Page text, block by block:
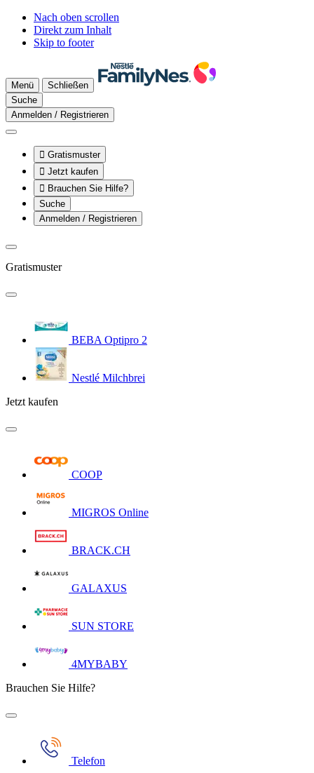
Nach oben scrollen
Direkt zum Inhalt
Skip to footer
Menü
Schließen
Suche
Anmelden / Registrieren
 Gratismuster
 Jetzt kaufen
 Brauchen Sie Hilfe?
Suche
Anmelden / Registrieren
Gratismuster
BEBA Optipro 2
Nestlé Milchbrei
Jetzt kaufen
COOP
MIGROS Online
BRACK.CH
GALAXUS
SUN STORE
4MYBABY
Brauchen Sie Hilfe?
Telefon